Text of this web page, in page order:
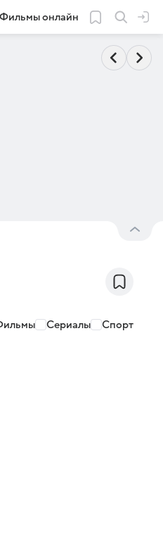
Фильмы онлайн
Сериалы Спорт